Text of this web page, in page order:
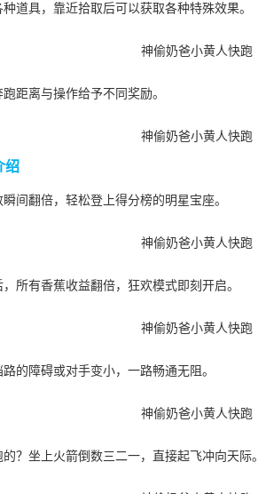
道具，靠近拾取后可以获取各种特殊效果。
距离与操作给予不同奖励。
绍
间翻倍，轻松登上得分榜的明星宝座。
所有香蕉收益翻倍，狂欢模式即刻开启。
的障碍或对手变小，一路畅通无阻。
？坐上火箭倒数三二一，直接起飞冲向天际。